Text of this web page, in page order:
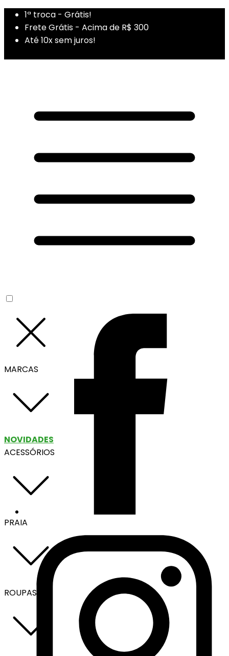
1ª troca - Grátis!
Frete Grátis - Acima de R$ 300
Até 10x sem juros!
MARCAS
NOVIDADES
ACESSÓRIOS
PRAIA
ROUPAS